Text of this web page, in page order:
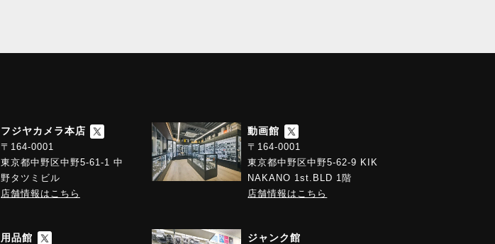
フジヤカメラ本店
〒164-0001
東京都中野区中野5-61-1 中
野タツミビル
店舗情報はこちら
動画館
〒164-0001
東京都中野区中野5-62-9 KIK
NAKANO 1st.BLD 1階
店舗情報はこちら
用品館 ジャンク館